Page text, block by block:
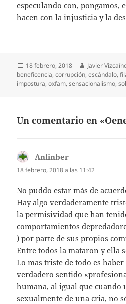
especulando con, pongamos,
hacen con la injusticia y la
Publicado
el
18 febrero, 2018 Autor
Javier
beneficencia,corrupción,escándalo,
impostura,oxfam,sensacionalismo,
Un comentario en
Anlinber
18 febrero, 2018 a las 11:42
No puddo estar más de
Hay algo verdaderamente
la permisividad que han
comportamientos
) por parte de sus propios
Entre todos la mataron y ella
Lo mas triste de todo es
verdadero sentido
humana, al igual que cuando
sexualmente de una cria, no